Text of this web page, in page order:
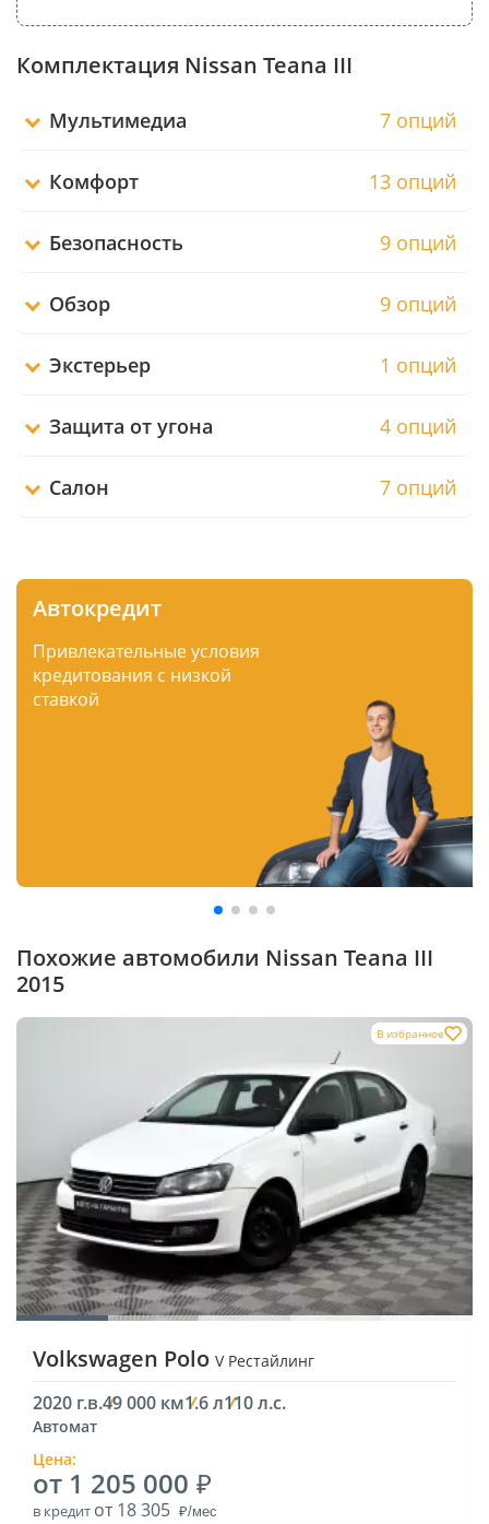
Комплектация Nissan Teana III
Мультимедиа 7 опций
Комфорт 13 опций
Безопасность 9 опций
Обзор 9 опций
Экстерьер 1 опций
Защита от угона 4 опций
Салон 7 опций
Автокредит
Привлекательные условия
кредитования с низкой
ставкой
Похожие автомобили Nissan Teana III
2015
В избранное
Volkswagen Polo V Рестайлинг
2020 г.в.49 000 км1.6 л110 л.с.
Автомат
Цена:
от 1 205 000
в кредит от 18 305